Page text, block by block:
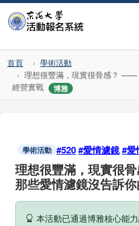
首頁
學術活動
理想很豐滿，現實很骨感？ ——
經營實戰
博雅
學術活動 #520#愛情濾鏡#愛
理想很豐滿，現實很
那些愛情濾鏡沒告訴
本活動已通過博雅核心能